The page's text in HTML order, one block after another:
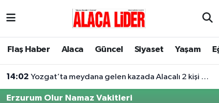
Flaş Haber Alaca Güncel Siyaset Yaşam
14:02 Yozgat’ta meydana gelen kazada Alacalı 2 kişi hayatını kaybetti
Erzurum Olur Namaz Vakitleri
Çorum Nöbetçi Eczaneler